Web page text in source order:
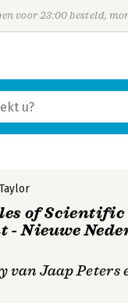
voor 23:00 besteld,
of Scientific
- Nieuwe
van Jaap Peters